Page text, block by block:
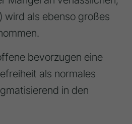
wird als ebenso großes
bevorzugen eine
als normales
in den